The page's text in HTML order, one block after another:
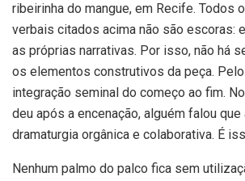
ribeirinha do mangue, em Recife. Todos
verbais citados acima não são escoras:
as próprias narrativas. Por isso, não há
os elementos construtivos da peça. Pelo
integração seminal do começo ao fim.
deu após a encenação, alguém falou
dramaturgia orgânica e colaborativa. É
Nenhum palmo do palco fica sem